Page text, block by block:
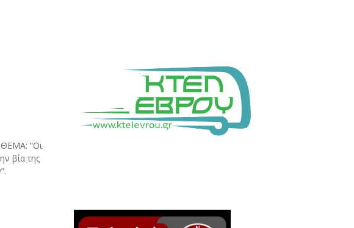
ΘΕΜΑ: “Οι
βία της